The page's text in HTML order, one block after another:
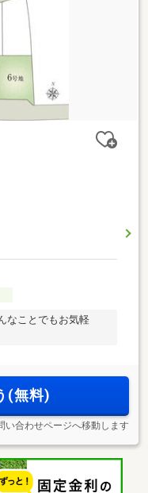
なことでもお気軽
(無料)
い合わせページへ移動します